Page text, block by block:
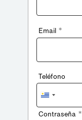
Email *
Teléfono
Uruguay
+598
Contraseña *